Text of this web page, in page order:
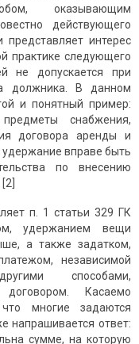
оказывающим
действующего
представляет интерес
практике следующего
не допускается при
должника. В данном
и понятный пример:
снабжения,
договора аренды и
вправе быть
по внесению
п. 1 статьи 329 ГК
удержанием вещи
а также задатком,
независимой
способами,
Касаемо
многие задаются
напрашивается ответ:
сумме, на которую